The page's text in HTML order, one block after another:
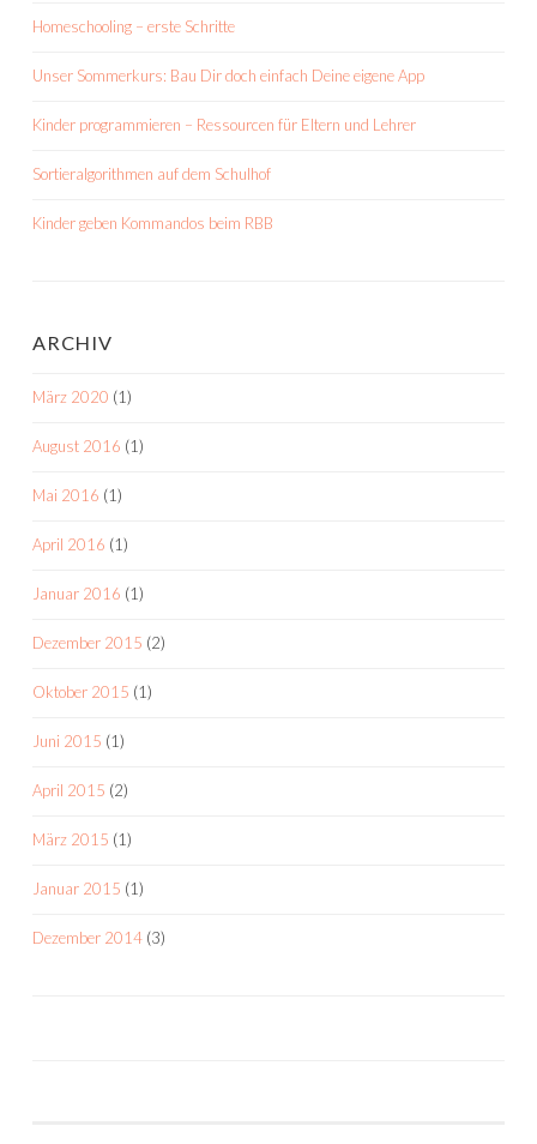
Homeschooling – erste Schritte
Unser Sommerkurs: Bau Dir doch einfach Deine eigene App
Kinder programmieren – Ressourcen für Eltern und Lehrer
Sortieralgorithmen auf dem Schulhof
Kinder geben Kommandos beim RBB
ARCHIV
März 2020 (1)
August 2016 (1)
Mai 2016 (1)
April 2016 (1)
Januar 2016 (1)
Dezember 2015 (2)
Oktober 2015 (1)
Juni 2015 (1)
April 2015 (2)
März 2015 (1)
Januar 2015 (1)
Dezember 2014 (3)